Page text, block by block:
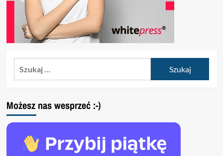
Możesz nas wesprzeć :-)